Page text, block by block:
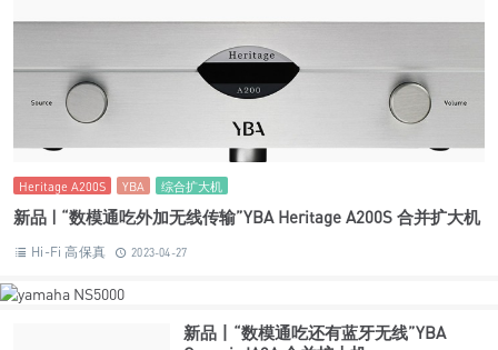
Heritage A200S YBA 综合扩大机
新品 | “数模通吃外加无线传输”YBA Heritage A200S 合并扩大机
Hi-Fi 高保真 2023-04-27
新品丨“数模通吃还有蓝牙无线”YBA